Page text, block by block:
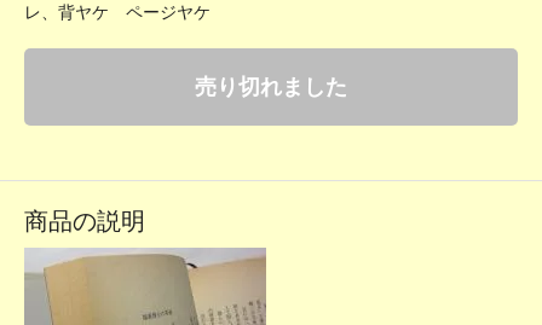
レ、背ヤケ ページヤケ
売り切れました
商品の説明